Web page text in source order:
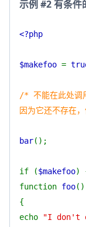
示例 #2 有条件
<?php
$makefoo =
/* 不能在此处调
因为它还不存在
bar();
if ($makefoo)
function foo()
{
echo
"I don't